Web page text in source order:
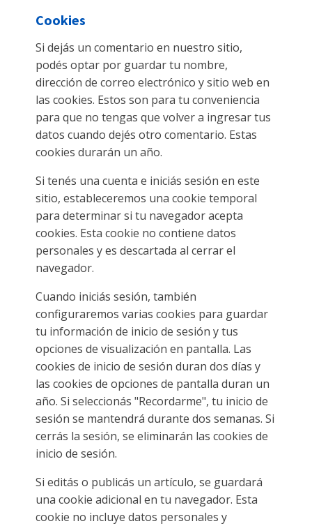
Cookies
Si dejás un comentario en nuestro sitio,
podés optar por guardar tu nombre,
dirección de correo electrónico y sitio web en
las cookies. Estos son para tu conveniencia
para que no tengas que volver a ingresar tus
datos cuando dejés otro comentario. Estas
cookies durarán un año.
Si tenés una cuenta e iniciás sesión en este
sitio, estableceremos una cookie temporal
para determinar si tu navegador acepta
cookies. Esta cookie no contiene datos
personales y es descartada al cerrar el
navegador.
Cuando iniciás sesión, también
configuraremos varias cookies para guardar
tu información de inicio de sesión y tus
opciones de visualización en pantalla. Las
cookies de inicio de sesión duran dos días y
las cookies de opciones de pantalla duran un
año. Si seleccionás "Recordarme", tu inicio de
sesión se mantendrá durante dos semanas. Si
cerrás la sesión, se eliminarán las cookies de
inicio de sesión.
Si editás o publicás un artículo, se guardará
una cookie adicional en tu navegador. Esta
cookie no incluye datos personales y